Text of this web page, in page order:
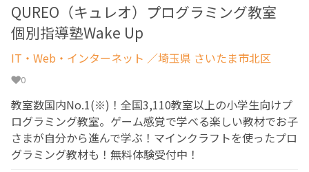
QUREO（キュレオ）プログラミング教室
個別指導塾Wake Up
IT・Web・インターネット ／埼玉県 さいたま市北区
0
教室数国内No.1(※)！全国3,110教室以上の小学生向けプ
ログラミング教室。ゲーム感覚で学べる楽しい教材でお子
さまが自分から進んで学ぶ！マインクラフトを使ったプロ
グラミング教材も！無料体験受付中！